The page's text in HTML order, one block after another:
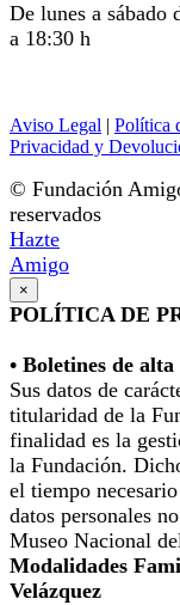
De lunes a sábado
a 18:30 h
Aviso Legal | Política
Privacidad y
© Fundación
reservados
Hazte
Amigo
×
POLÍTICA DE
• Boletines de alta
Sus datos de
titularidad de la
finalidad es la
la Fundación.
el tiempo
datos personales
Museo Nacional
Modalidades
Velázquez